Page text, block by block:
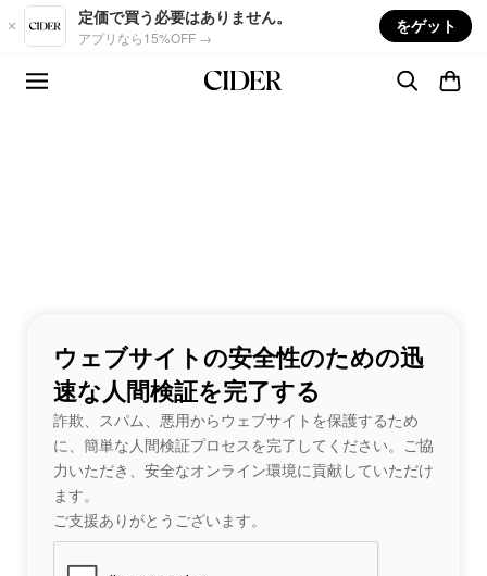
Skip to main content
定価で買う必要はありません。
アプリなら15%OFF →
をゲット
ウェブサイトの安全性のための迅
速な人間検証を完了する
詐欺、スパム、悪用からウェブサイトを保護するため
に、簡単な人間検証プロセスを完了してください。ご協
力いただき、安全なオンライン環境に貢献していただけ
ます。
ご支援ありがとうございます。